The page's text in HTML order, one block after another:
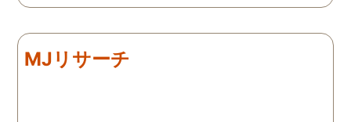
エリア内の探偵事務所の中
れたトラストを選びまし
た。結果、正解でした。無
く、複雑ではないため検
追跡中に見失うこともな
MJリサーチ